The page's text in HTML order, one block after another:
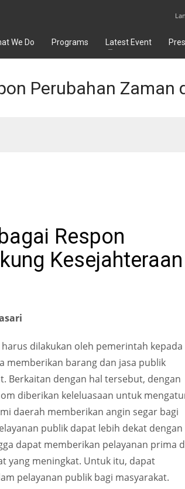
We Do Programs Latest Event
Perubahan
Respon
Kesejahteraan
dilakukan oleh pemerintah kepada
memberikan barang dan jasa publik
Berkaitan dengan hal tersebut, dengan
diberikan keleluasaan untuk
daerah memberikan angin segar bagi
publik dapat lebih dekat dengan
dapat memberikan pelayanan prima
yang meningkat. Untuk itu, dapat
pelayanan publik bagi masyarakat.